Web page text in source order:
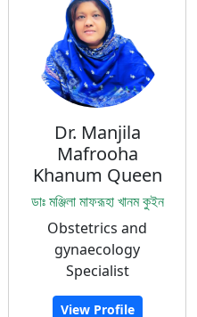
Dr. Manjila
Mafrooha
Khanum Queen
ডাঃ মঞ্জিলা মাফরূহা খানম কুইন
Obstetrics and
gynaecology
Specialist
View Profile